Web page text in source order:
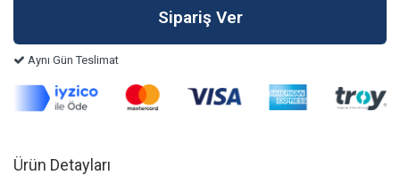
Aynı Gün Teslimat
Ürün Detayları